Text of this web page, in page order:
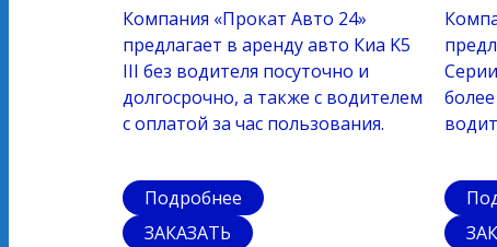
Компания «Прокат Авто 24»
предлагает в аренду авто Киа K5
III без водителя посуточно и
долгосрочно, а также с водителем
с оплатой за час пользования.
Подробнее
ЗАКАЗАТЬ